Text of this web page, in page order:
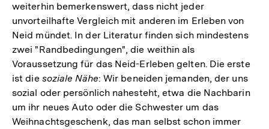
weiterhin bemerkenswert, dass nicht jeder
unvorteilhafte Vergleich mit anderen im Erleben von
Neid mündet. In der Literatur finden sich mindestens
zwei "Randbedingungen", die weithin als
Voraussetzung für das Neid-Erleben gelten. Die erste
ist die soziale Nähe: Wir beneiden jemanden, der uns
sozial oder persönlich nahesteht, etwa die Nachbarin
um ihr neues Auto oder die Schwester um das
Weihnachtsgeschenk, das man selbst schon immer